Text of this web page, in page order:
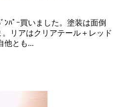
ﾝﾊﾟｰ買いました。塗装は面倒
リアはクリアテール＋レッド
他とも...